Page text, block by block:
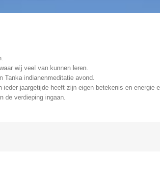
wij veel van kunnen leren.
Tanka indianenmeditatie avond.
ieder jaargetijde heeft zijn eigen betekenis en energie
de verdieping ingaan.